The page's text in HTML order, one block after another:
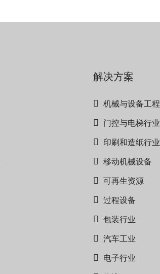
解决方案
机械与设备工程
门控与电梯行业
印刷和造纸行业
移动机械设备
可再生资源
过程设备
包装行业
汽车工业
电子行业